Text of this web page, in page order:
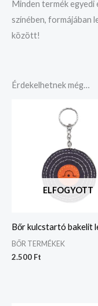
Minden termék egyedi
színében, formájában
között!
Érdekelhetnek még…
ELFOGYOTT
Bőr kulcstartó bakelit
BŐR TERMÉKEK
2.500 Ft